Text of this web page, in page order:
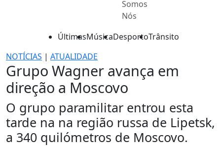
Somos
Nós
ÚltimasMúsicaDesportoTrânsito
NOTÍCIAS | ATUALIDADE
Grupo Wagner avança em
direção a Moscovo
O grupo paramilitar entrou esta
tarde na na região russa de Lipetsk,
a 340 quilómetros de Moscovo.